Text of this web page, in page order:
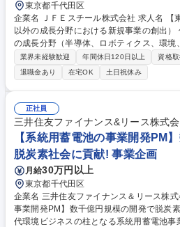
東京都千代田区
企業名 ＪＦＥスチール株式会社 求人名 【東京】新規事業企画（鉄鋼事業
以外の成長分野における新規事業の創出） 仕事の内容 主に鉄鋼事業以外
の成長分野（半導体、ロボティクス、環
業の創出・事業化推進を全社横断で担当し
画報告や提案も実施いただく職種になります。 【業務例】グループ
の技術シーズ発掘/事業化テーマの選定・
構築、市場調査、事業性評価（収益性検
oC（概念実証）の企画・推進/社内外パー
ライアンス・M&A検討を含む）/事業計画
対象分野例：半導体関連(素材・装置)/ロ
エネルギー/先端材料/精密化学品 等 募集職種 【東京】新規事業企画（鉄鋼
事業以外の成長分野における新規事業の創
業界未経験歓迎 年間休日120日以上 資格
退職金あり
在宅OK 土日祝休み
正社員
三井住友ファイナンス&リース株式
【系統用蓄電池の事業開発PM
脱炭素社会に貢献! 事業企画
月給30万円以上
東京都千代田区
企業名 三井住友ファイナンス＆リース株式会社 求人名 【系統用蓄
事業開発PM】数千億円規模の開発で脱炭素社会に貢献
代環境ビジネスの柱となる系統用蓄電池